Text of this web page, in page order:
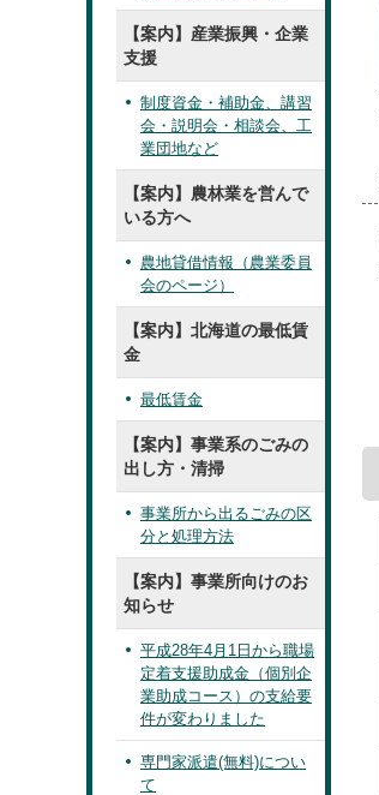
【案内】産業振興・企業
支援
制度資金・補助金、講習
会・説明会・相談会、工
業団地など
【案内】農林業を営んで
いる方へ
農地貸借情報（農業委員
会のページ）
【案内】北海道の最低賃
金
最低賃金
【案内】事業系のごみの
出し方・清掃
事業所から出るごみの区
分と処理方法
【案内】事業所向けのお
知らせ
平成28年4月1日から職場
定着支援助成金（個別企
業助成コース）の支給要
件が変わりました
専門家派遣(無料)につい
て